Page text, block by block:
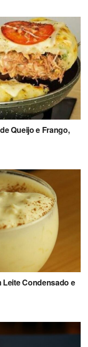
Queijo e Frango,
Condensado e